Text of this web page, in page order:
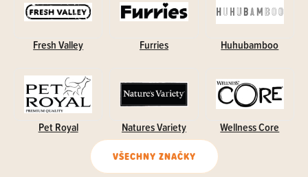
Fresh Valley Furries Huhubamboo
Pet Royal Natures Variety Wellness Core
VŠECHNY ZNAČKY